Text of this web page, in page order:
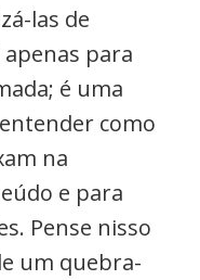
las de
para
é uma
como
na
e para
Pense nisso
um quebra-